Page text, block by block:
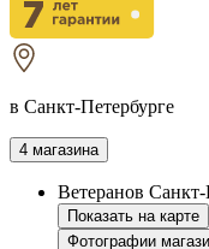
в Санкт-Петербурге
4 магазина
Ветеранов Санкт-
Показать на карте
Фотографии